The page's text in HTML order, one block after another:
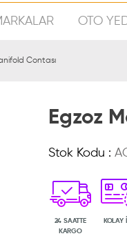
OTO
Contası
Egzoz
Stok Kodu :
24 SAATTE
KARGO
KOLAY